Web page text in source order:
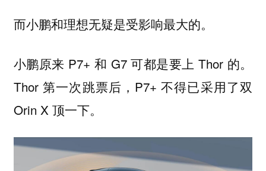
而小鹏和理想无疑是受影响最大的。
小鹏原来 P7+ 和 G7 可都是要上 Thor 的。
Thor 第一次跳票后，P7+ 不得已采用了双
Orin X 顶一下。